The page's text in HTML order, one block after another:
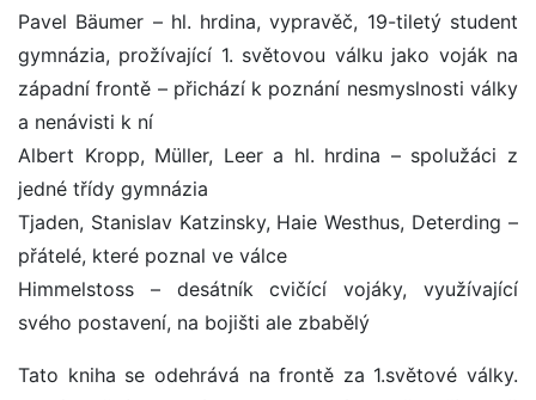
Pavel Bäumer – hl. hrdina, vypravěč, 19-tiletý student
gymnázia, prožívající 1. světovou válku jako voják na
západní frontě – přichází k poznání nesmyslnosti války
a nenávisti k ní
Albert Kropp, Müller, Leer a hl. hrdina – spolužáci z
jedné třídy gymnázia
Tjaden, Stanislav Katzinsky, Haie Westhus, Deterding –
přátelé, které poznal ve válce
Himmelstoss – desátník cvičící vojáky, využívající
svého postavení, na bojišti ale zbabělý
Tato kniha se odehrává na frontě za 1.světové války.